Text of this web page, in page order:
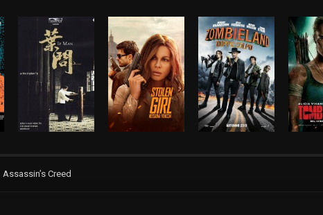
Assassin’s Creed